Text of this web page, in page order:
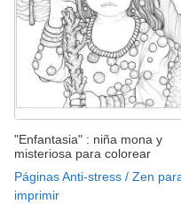
"Enfantasia" : niña mona y
misteriosa para colorear
Páginas Anti-stress / Zen
imprimir